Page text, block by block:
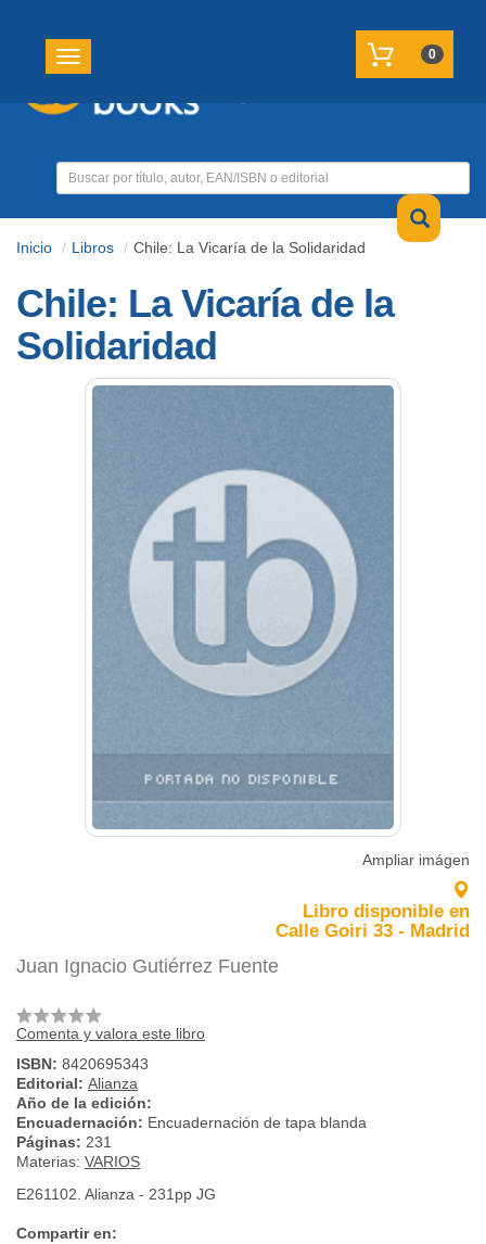
Toggle navigation 0
Inicio Libros Chile: La Vicaría de la Solidaridad
Chile: La Vicaría de la
Solidaridad
Ampliar imágen
Libro disponible en
Calle Goiri 33 - Madrid
Juan Ignacio Gutiérrez Fuente
Comenta y valora este libro
ISBN: 8420695343
Editorial: Alianza
Año de la edición:
Encuadernación: Encuadernación de tapa blanda
Páginas: 231
Materias: VARIOS
E261102. Alianza - 231pp JG
Compartir en: